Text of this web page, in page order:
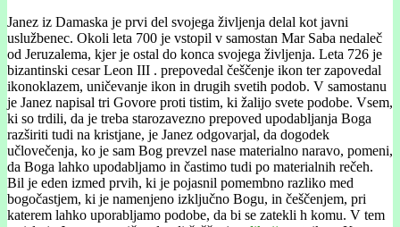
Janez iz Damaska je prvi del svojega življenja delal kot javni
uslužbenec. Okoli leta 700 je vstopil v samostan Mar Saba nedaleč
od Jeruzalema, kjer je ostal do konca svojega življenja. Leta 726 je
bizantinski cesar Leon III . prepovedal češčenje ikon ter zapovedal
ikonoklazem, uničevanje ikon in drugih svetih podob. V samostanu
je Janez napisal tri Govore proti tistim, ki žalijo svete podobe. Vsem,
ki so trdili, da je treba starozavezno prepoved upodabljanja Boga
razširiti tudi na kristjane, je Janez odgovarjal, da dogodek
učlovečenja, ko je sam Bog prevzel nase materialno naravo, pomeni,
da Boga lahko upodabljamo in častimo tudi po materialnih rečeh.
Bil je eden izmed prvih, ki je pojasnil pomembno razliko med
bogočastjem, ki je namenjeno izključno Bogu, in češčenjem, pri
katerem lahko uporabljamo podobe, da bi se zatekli h komu. V tem